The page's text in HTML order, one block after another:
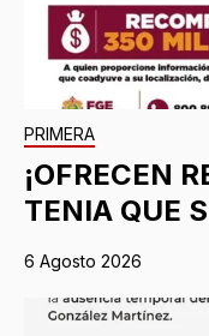
PRIMERA
¡OFRECEN
TENIA QUE
6 Agosto 2026